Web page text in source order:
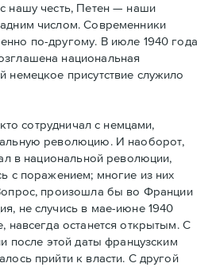
нашу честь, Петен — наши
числом. Современники
по-другому. В июле 1940 года
национальная
немецкое присутствие служило
сотрудничал с немцами,
революцию. И наоборот,
в национальной революции,
с поражением; многие из них
произошла бы во Франции
не случись в мае-июне 1940
навсегда останется открытым. С
после этой даты французским
прийти к власти. С другой